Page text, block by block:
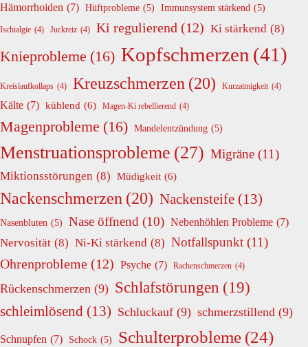
Hämorrhoiden (7) Hüftprobleme (5) Immunsystem stärkend (5)
Ischialgie (4) Juckreiz (4) Ki regulierend (12) Ki stärkend (8)
Knieprobleme (16) Kopfschmerzen (41)
Kreislaufkollaps (4) Kreuzschmerzen (20) Kurzatmigkeit (4)
Kälte (7) kühlend (6) Magen-Ki rebellierend (4)
Magenprobleme (16) Mandelentzündung (5)
Menstruationsprobleme (27) Migräne (11)
Miktionsstörungen (8) Müdigkeit (6)
Nackenschmerzen (20) Nackensteife (13)
Nasenbluten (5) Nase öffnend (10) Nebenhöhlen Probleme (7)
Nervosität (8) Ni-Ki stärkend (8) Notfallspunkt (11)
Ohrenprobleme (12) Psyche (7) Rachenschmerzen (4)
Rückenschmerzen (9) Schlafstörungen (19)
schleimlösend (13) Schluckauf (9) schmerzstillend (9)
Schnupfen (7) Schock (5) Schulterprobleme (24)